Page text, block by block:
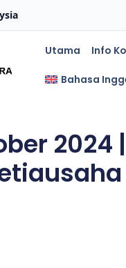
Utama Info
Bahasa